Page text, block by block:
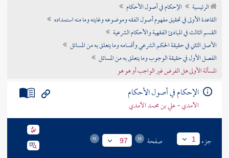
تراجم الأعلام
الرئيسية
الإحكام في أصول الأحكام
القاعدة الأولى في تحقيق مفهوم أصول الفقه وموضوعه وغايته وما منه استمداده
القسم الثالث في المبادئ الفقهية والأحكام الشرعية
الأصل الثاني في حقيقة الحكم الشرعي وأقسامه وما يتعلق به من المسائل
الفصل الأول في حقيقة الوجوب وما يتعلق به من المسائل
المسألة الأولى هل الفرض غير الواجب أو هو هو
الإحكام في أصول الأحكام
الآمدي - علي بن محمد الآمدي
جزء 1 صفحة 97